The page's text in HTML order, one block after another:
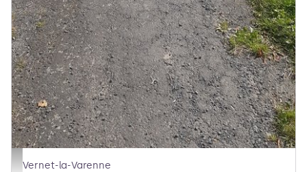
Randonneurs VTT - Espace VTT N°1
Vernet-la-Varenne